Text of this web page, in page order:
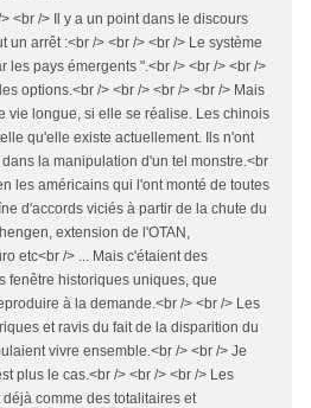
<br /> Il y a un point dans le discours
un arrêt :<br /> <br /> <br /> Le système
les pays émergents ".<br /> <br /> <br />
options.<br /> <br /> <br /> <br /> Mais
vie longue, si elle se réalise. Les chinois
qu'elle existe actuellement. Ils n'ont
la manipulation d'un tel monstre.<br
les américains qui l'ont monté de toutes
d'accords viciés à partir de la chute du
extension de l'OTAN,
etc<br /> ... Mais c'étaient des
fenêtre historiques uniques, que
à la demande.<br /> <br /> Les
et ravis du fait de la disparition du
vivre ensemble.<br /> <br /> Je
plus le cas.<br /> <br /> <br /> Les
comme des totalitaires et